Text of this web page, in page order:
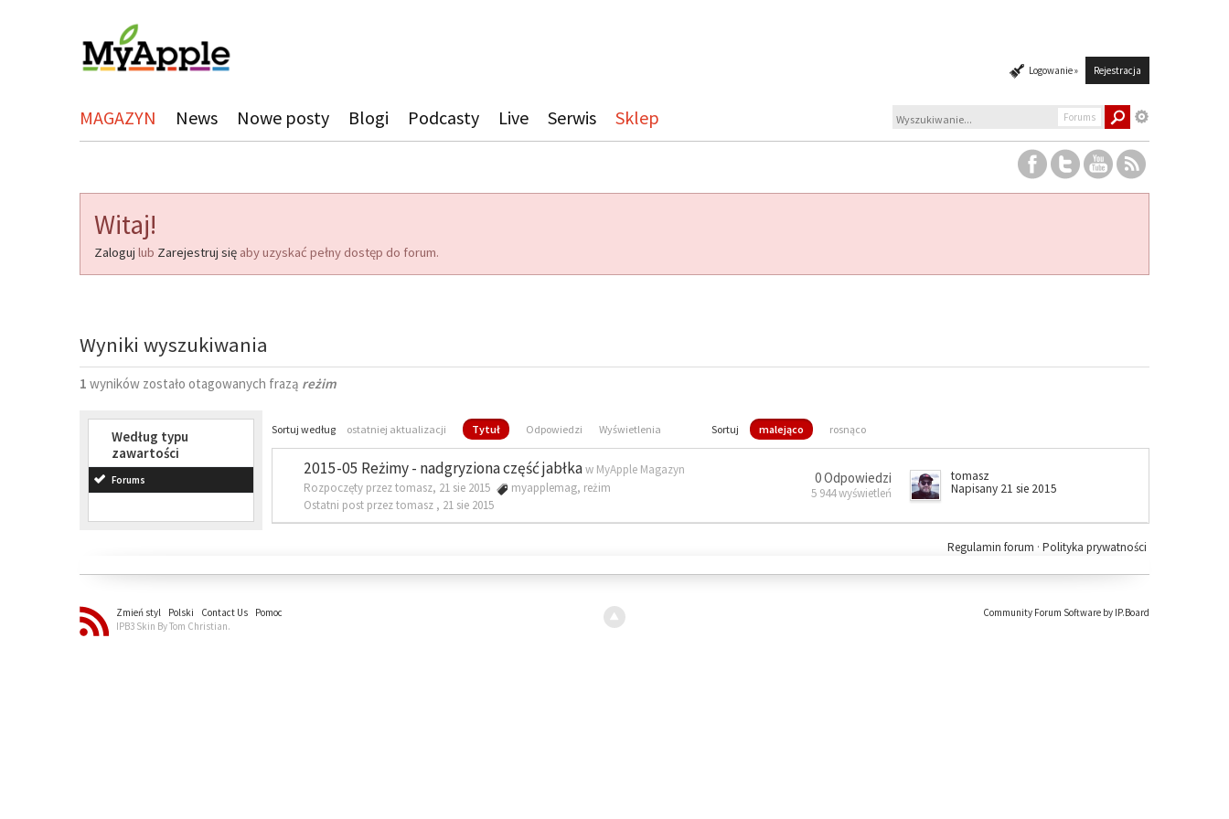
Logowanie » Rejestracja
MAGAZYN News Nowe posty Blogi Podcasty Live Serwis Sklep Forums
Witaj!
Zaloguj lub Zarejestruj się aby uzyskać pełny dostęp do forum.
Wyniki wyszukiwania
1 wyników zostało otagowanych frazą reżim
Według typu
zawartości
Forums
Sortuj według ostatniej aktualizacji Tytuł Odpowiedzi Wyświetlenia Sortuj malejąco rosnąco
2015-05 Reżimy - nadgryziona część jabłkaw MyApple Magazyn
Rozpoczęty przez tomasz, 21 sie 2015
myapplemag, reżim
Ostatni post przez tomasz , 21 sie 2015
0 Odpowiedzi
5 944 wyświetleń
tomasz
Napisany 21 sie 2015
Polityka prywatności
Regulamin forum ·
Zmień styl Polski Contact Us
Pomoc
IPB3 Skin By Tom Christian.
Community Forum Software by IP.Board